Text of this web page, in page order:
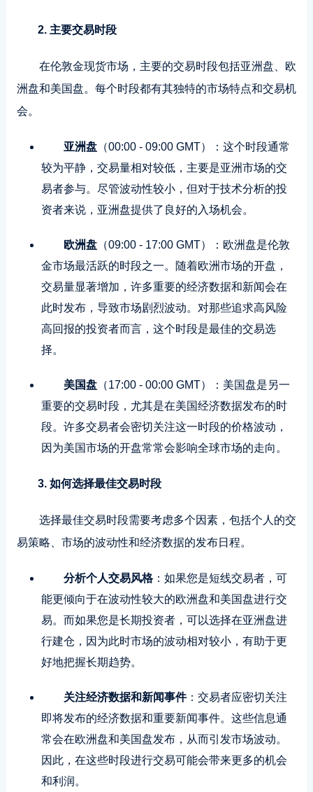
2. 主要交易时段
在伦敦金现货市场，主要的交易时段包括亚洲盘、欧
洲盘和美国盘。每个时段都有其独特的市场特点和交易机
会。
亚洲盘（00:00 - 09:00 GMT）：这个时段通常
较为平静，交易量相对较低，主要是亚洲市场的交
易者参与。尽管波动性较小，但对于技术分析的投
资者来说，亚洲盘提供了良好的入场机会。
欧洲盘（09:00 - 17:00 GMT）：欧洲盘是伦敦
金市场最活跃的时段之一。随着欧洲市场的开盘，
交易量显著增加，许多重要的经济数据和新闻会在
此时发布，导致市场剧烈波动。对那些追求高风险
高回报的投资者而言，这个时段是最佳的交易选
择。
美国盘（17:00 - 00:00 GMT）：美国盘是另一
重要的交易时段，尤其是在美国经济数据发布的时
段。许多交易者会密切关注这一时段的价格波动，
因为美国市场的开盘常常会影响全球市场的走向。
3. 如何选择最佳交易时段
选择最佳交易时段需要考虑多个因素，包括个人的交
易策略、市场的波动性和经济数据的发布日程。
分析个人交易风格：如果您是短线交易者，可
能更倾向于在波动性较大的欧洲盘和美国盘进行交
易。而如果您是长期投资者，可以选择在亚洲盘进
行建仓，因为此时市场的波动相对较小，有助于更
好地把握长期趋势。
关注经济数据和新闻事件：交易者应密切关注
即将发布的经济数据和重要新闻事件。这些信息通
常会在欧洲盘和美国盘发布，从而引发市场波动。
因此，在这些时段进行交易可能会带来更多的机会
和利润。